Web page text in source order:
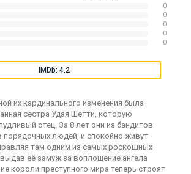
0
0
0
0
0
IMDb: 4.2
их кардинального изменения была
сестра Удая Шетти, которую
отец. За 8 лет они из бандитов
порядочных людей, и спокойно живут
там одним из самых роскошных
её замуж за воплощение ангела
короли преступного мира теперь строят